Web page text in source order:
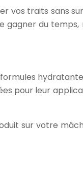
vos traits sans
du temps,
pour leur
sur votre